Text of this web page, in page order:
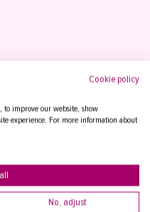
Cookie policy
to improve our website, show
experience. For more information about
No, adjust